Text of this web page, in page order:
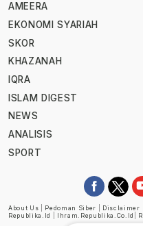
AMEERA
EKONOMI SYARIAH
SKOR
KHAZANAH
IQRA
ISLAM DIGEST
NEWS
ANALISIS
SPORT
About Us Pedoman Siber
Disclaimer
Republika.id
Ihram.republika.co.id